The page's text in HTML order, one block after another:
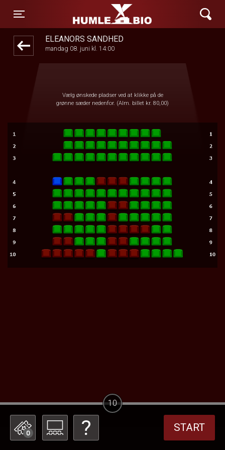
Toggle navigation
Humle Bio
ELEANORS SANDHED
mandag 08. juni kl. 14:00
Vælg ønskede pladser ved at klikke på de
grønne sæder nedenfor. (Alm. billet kr. 80,00)
0 START
10
front03-cc 113828